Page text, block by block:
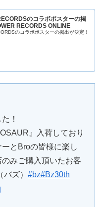
のコラボポスターの掲
RECORDS ONLINE
のコラボポスターの掲出が決定！
！
』入荷しており
とBroの皆様に楽し
みご購入頂いたお客
バズ）#bz#Bz30th